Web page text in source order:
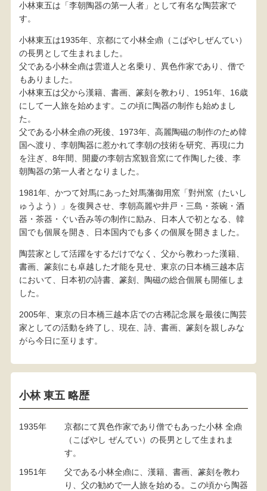
小林東五は「李朝陶器の第一人者」として有名な陶芸家で
す。
小林東五は1935年、京都にて小林全鼑（こばやしぜんてい）
の長男として生まれました。
父である小林全鼑は雲道人と名乗り、異色作家であり、僧で
もありました。
小林東五は父から漢籍、書画、篆刻を教わり、1951年、16歳
にして一人旅を始めます。この頃に陶器の制作も始めまし
た。
父である小林全鼑の死後、1973年、高麗陶磁の制作のため韓
国へ渡り、李朝陶器に惹かれて李朝の技術を研究、再現に力
を注ぎ、8年間、開慶の李朝古窯観音窯にて作陶した後、李
朝陶器の第一人者となりました。
1981年、かつて対馬にあった対馬藩御用窯「對州窯（たいし
ゅうよう）」を復興させ、李朝高麗や井戸・三島・茶碗・酒
器・茶器・ぐい呑み等の制作に励み、日本人で初となる、韓
国でも個展を開き、日本国内でも多くの個展を開きました。
陶芸家として活躍をするだけでなく、父から教わった漢籍、
書画、篆刻にも卓越した才能を見せ、東京の日本橋三越本店
において、日本初の詩書、篆刻、陶磁の総合個展も開催しま
した。
2005年、東京の日本橋三越本店での古稀記念展を最後に陶芸
家としての活動を終了し、現在、詩、書画、篆刻を親しみな
がら今日に至ります。
小林 東五 略歴
1935年
京都にて異色作家であり僧でもあった小林 全鼑
（こばやし ぜんてい）の長男として生まれま
す。
1951年
父である小林全鼑に、漢籍、書画、篆刻を教わ
り、父の勧めで一人旅を始める。この頃から陶器